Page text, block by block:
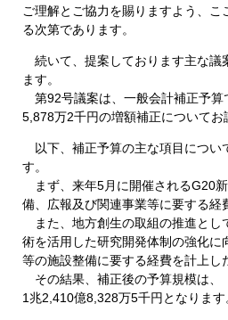
ご理解とご協力を賜りますよう、
る次第であります。
続いて、提案しております主な議
ます。
第92号議案は、一般会計補正予算
5,878万2千円の増額補正についてお
以下、補正予算の主な項目につい
す。
まず、来年5月に開催されるG20
備、広報及び関連事業等に要する経
また、地方創生の取組の推進とし
術を活用した研究開発体制の強化に
等の施設整備に要する経費を計上し
その結果、補正後の予算規模は、
1兆2,410億8,328万5千円となります